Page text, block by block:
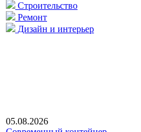
Строительство
Ремонт
Дизайн и интерьер
05.08.2026